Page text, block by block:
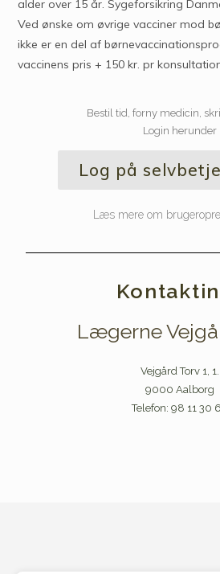
alder over 15 år. Sygeforsikring
Ved ønske om øvrige vacciner mod
ikke er en del af
vaccinens pris + 150 kr. pr
Bestil tid, forny medicin,
Login herunder
Log på
Læs mere om
Lægerne
Vejgård Torv 1, 1.
9000 Aalborg
Telefon: 98 11 30